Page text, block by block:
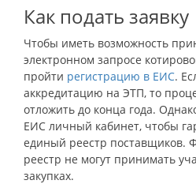
Как подать заявку
Чтобы иметь возможность
электронном запросе
пройти регистрацию в ЕИС.
аккредитацию на ЭТП, то
отложить до конца года.
ЕИС личный кабинет, чтобы
единый реестр поставщиков.
реестр не могут принимать
закупках.